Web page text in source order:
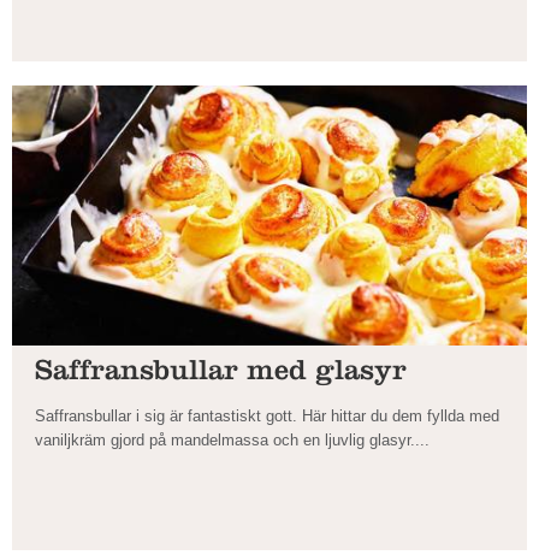
Saffransbullar med glasyr
Saffransbullar i sig är fantastiskt gott. Här hittar du dem fyllda med
vaniljkräm gjord på mandelmassa och en ljuvlig glasyr....